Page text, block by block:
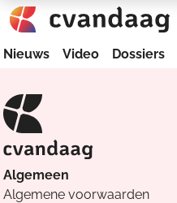
Nieuws Video Dossiers
Algemeen
Algemene voorwaarden